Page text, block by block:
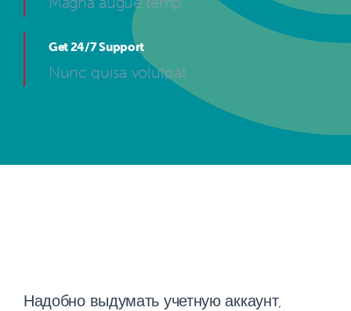
Get 24/7 Support
Nunc quisa volutpat
Надобно выдумать учетную аккаунт,